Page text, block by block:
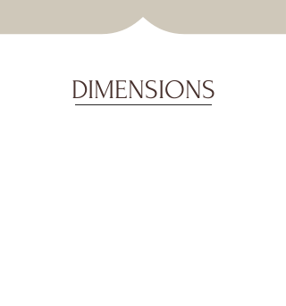
DIMENSIONS